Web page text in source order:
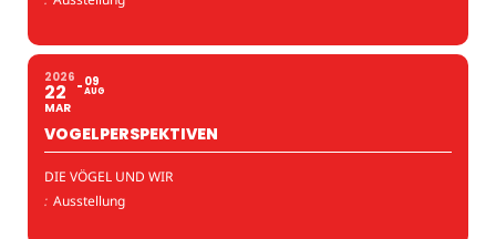
2026
22
MAR
09
AUG
VOGELPERSPEKTIVEN
DIE VÖGEL UND WIR
: Ausstellung